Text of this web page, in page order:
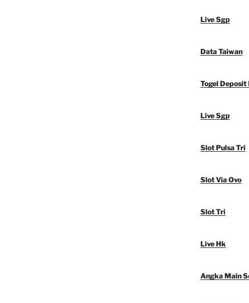
Live Sgp
Data Taiwan
Togel Deposit
Live Sgp
Slot Pulsa Tri
Slot Via Ovo
Slot Tri
Live Hk
Angka Main